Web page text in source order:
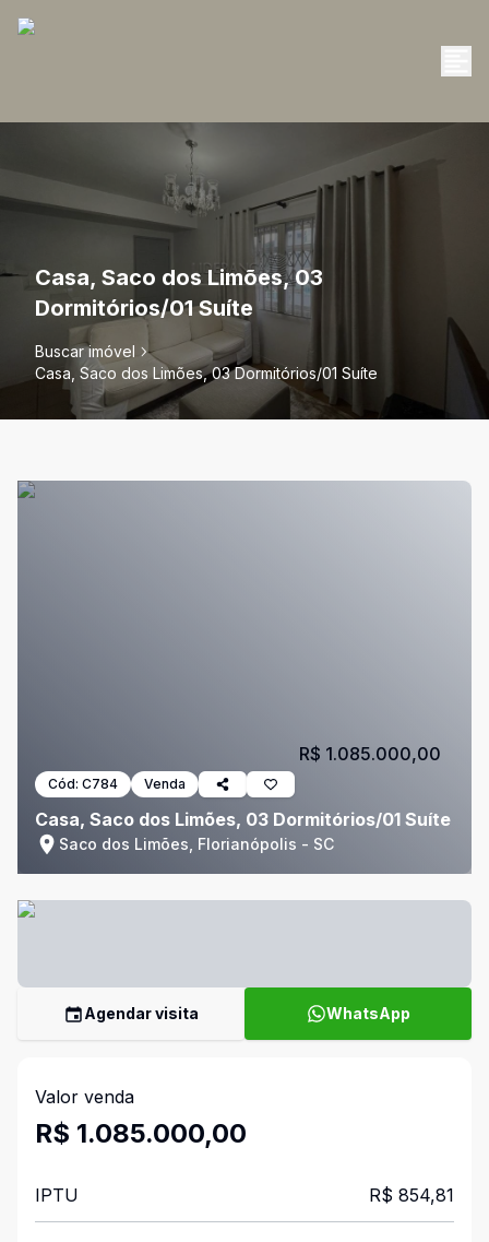
Casa, Saco dos Limões, 03
Dormitórios/01 Suíte
Buscar imóvel
Casa, Saco dos Limões, 03 Dormitórios/01 Suíte
Cód: C784 Venda
Casa, Saco dos Limões, 03 Dormitórios/01 Suíte
Saco dos Limões, Florianópolis - SC
R$ 1.085.000,00
Agendar visita WhatsApp
Valor venda
R$ 1.085.000,00
IPTU R$ 854,81